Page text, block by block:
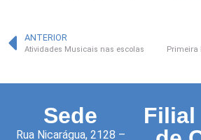
ANTERIOR
Atividades Musicais nas escolas Primeira
Sede
Rua Nicarágua, 2128 –
Filial